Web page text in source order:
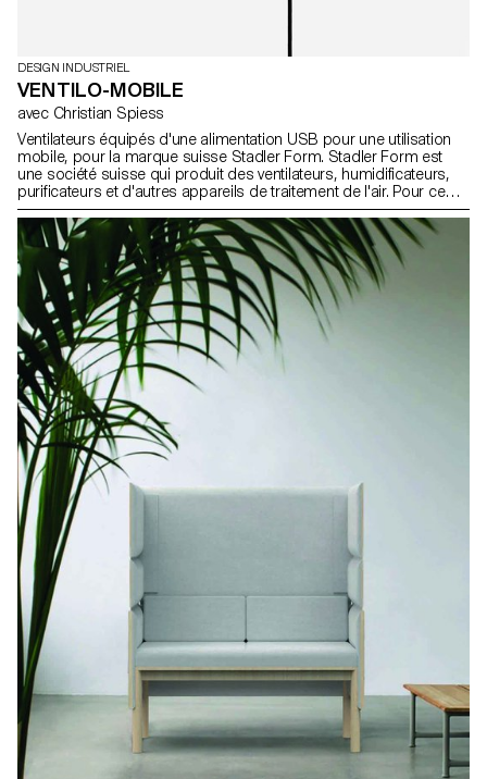
DESIGN INDUSTRIEL
VENTILO-MOBILE
avec Christian Spiess
Ventilateurs équipés d'une alimentation USB pour une utilisation
mobile, pour la marque suisse Stadler Form. Stadler Form est
une société suisse qui produit des ventilateurs, humidificateurs,
purificateurs et d'autres appareils de traitement de l'air. Pour ce
projet, les étudiant·e·s de 2e année en Bachelor Design Industriel,
sous la direction du designer Christian Spiess, devaient fabriquer
un ventilateur "personnel", équipé d'une alimentation USB pour
une utilisation mobile. Ils ont dû réfléchir à de nouveaux scénarios
et contextes dans lesquels un petit ventilateur serait utile. Ils étaient
libres d'explorer différents scénarios d'utilisation, matériaux, etc.
autres que ceux qui figurent actuellement dans le catalogue
Stadler Form. Les projets devaient répondre aux normes élevées
de Stadler Form en matière de design industriel, mais aussi
challenger et remettre en question leurs produits existants. Vidéo
ECAL x Stadler Form - Agnes Murmann Vidéo ECAL x Stadler Form
- Alex Nguyen Vidéo ECAL x Stadler Form - Stéphane Mischler
Vidéo ECAL x Stadler Form - Lucie Herter Vidéo ECAL x Stadler
Form - Alexandre Desarzens Vidéo ECAL x Stadler Form -
Constance Thiessoz